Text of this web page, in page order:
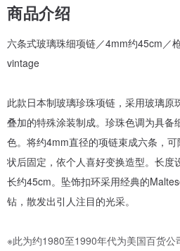
商品介绍
六条式玻璃珠细项链／4mm约45cm／
vintage
此款日本制玻璃珍珠项链，采用玻璃原
叠加的特殊涂装制成。珍珠色调为具备
色。将约4mm直径的项链束成六条，
状后固定，依个人喜好变换造型。长度
长约45cm。坠饰扣环采用经典的
钻，散发出引人注目的光采。
※此为约1980至1990年代为美国百货公